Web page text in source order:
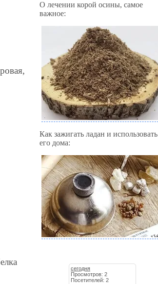
О лечении корой осины, самое
важное:
Как зажигать ладан и использовать
его дома:
сегодня
Просмотров: 2
Посетителей: 2